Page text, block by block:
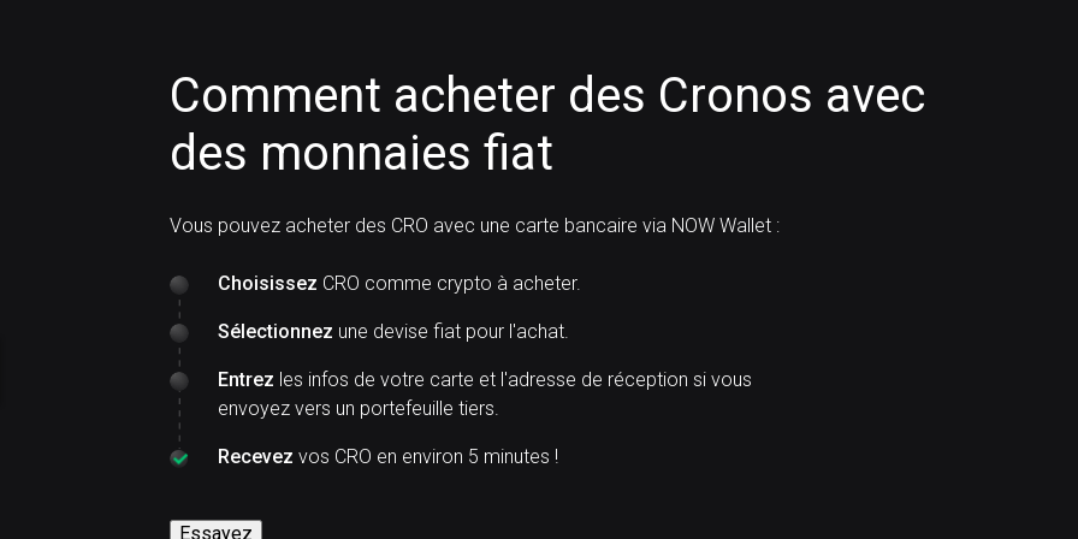
Comment acheter des Cronos avec
des monnaies fiat
Vous pouvez acheter des CRO avec une carte bancaire via NOW Wallet :
Choisissez CRO comme crypto à acheter.
Sélectionnez une devise fiat pour l'achat.
Entrez les infos de votre carte et l'adresse de réception si vous
envoyez vers un portefeuille tiers.
Recevez vos CRO en environ 5 minutes !
Essayez